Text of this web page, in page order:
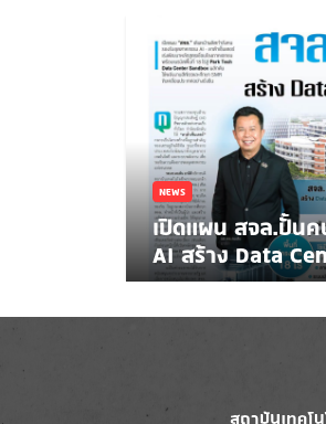
NEWS
เปิดแผน สจล.ปั้น
AI สร้าง Data
Image Image